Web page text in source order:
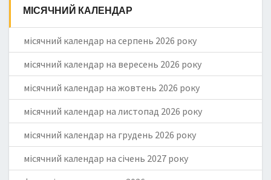
МІСЯЧНИЙ КАЛЕНДАР
місячний календар на серпень 2026 року
місячний календар на вересень 2026 року
місячний календар на жовтень 2026 року
місячний календар на листопад 2026 року
місячний календар на грудень 2026 року
місячний календар на січень 2027 року